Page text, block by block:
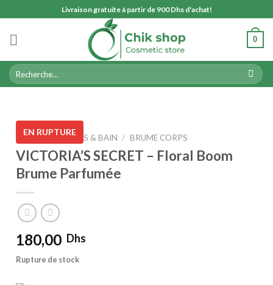
to
content
Livraison gratuite à partir de 900 Dhs d'achat!
0
Recherche
pour :
EN RUPTURE
ACCUEIL / CORPS & BAIN / BRUME CORPS
VICTORIA’S SECRET – Floral Boom
Brume Parfumée
180,00 Dhs
Rupture de stock